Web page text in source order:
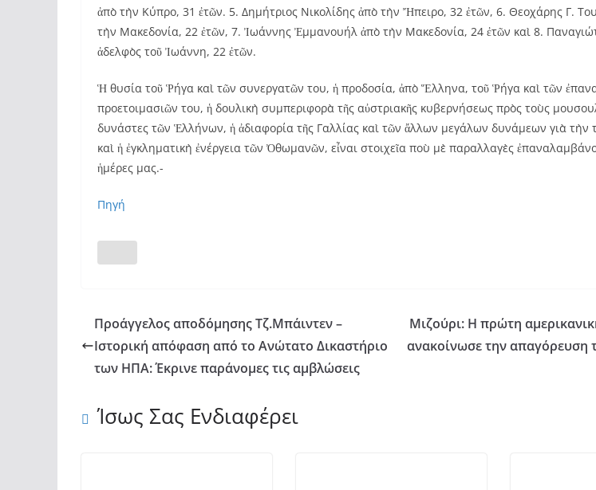
ἀπὸ τὴν Κύπρο, 31 ἐτῶν. 5. Δημήτριος Νικολίδης ἀπὸ τὴν Ἤπειρο, 32 ἐτῶν, 6. Θεοχάρης Γ.
τὴν Μακεδονία, 22 ἐτῶν, 7. Ἰωάννης Ἐμμανουήλ ἀπὸ τὴν Μακεδονία, 24 ἐτῶν καὶ 8.
ἀδελφὸς τοῦ Ἰωάννη, 22 ἐτῶν.
Ἡ θυσία τοῦ Ῥήγα καὶ τῶν συνεργατῶν του, ἡ προδοσία, ἀπὸ Ἕλληνα, τοῦ Ῥήγα καὶ τῶν
προετοιμασιῶν του, ἡ δουλικὴ συμπεριφορὰ τῆς αὐστριακῆς κυβερνήσεως πρὸς τοὺς
δυνάστες τῶν Ἑλλήνων, ἡ ἀδιαφορία τῆς Γαλλίας καὶ τῶν ἄλλων μεγάλων δυνάμεων γιὰ τὴν
καὶ ἡ ἐγκληματικὴ ἐνέργεια τῶν Ὀθωμανῶν, εἶναι στοιχεῖα ποὺ μὲ παραλλαγὲς
ἡμέρες μας.-
Πηγή
Προάγγελος αποδόμησης Τζ.Μπάιντεν –
Ιστορική απόφαση από το Ανώτατο Δικαστήριο
των ΗΠΑ: Έκρινε παράνομες τις αμβλώσεις
Μιζούρι: Η πρώτη
ανακοίνωσε την απαγόρευση
Ίσως Σας Ενδιαφέρει